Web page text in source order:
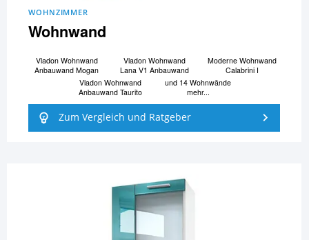
WOHNZIMMER
Wohnwand
Vladon Wohnwand
Anbauwand Mogan
Vladon Wohnwand
Lana V1 Anbauwand
Moderne Wohnwand
Calabrini I
Vladon Wohnwand
Anbauwand Taurito
und 14 Wohnwände
mehr...
Zum Vergleich und Ratgeber